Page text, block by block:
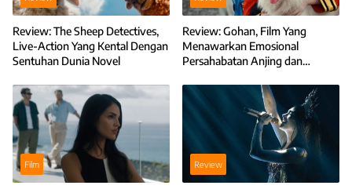
Review: The Sheep Detectives,
Live-Action Yang Kental Dengan
Sentuhan Dunia Novel
Review: Gohan, Film Yang
Menawarkan Emosional
Persahabatan Anjing dan
Film Review